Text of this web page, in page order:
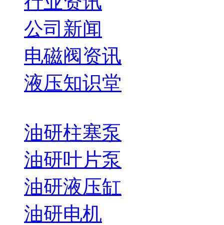
公司新闻
电磁阀资讯
液压知识堂
油研柱塞泵
油研叶片泵
油研液压缸
油研电机